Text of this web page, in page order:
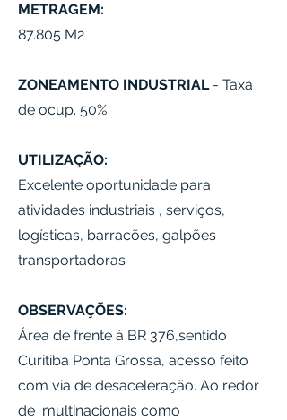
METRAGEM:
87.805 M2
ZONEAMENTO INDUSTRIAL- Taxa
de ocup. 50%
UTILIZAÇÃO:
Excelente oportunidade para
atividades industriais , serviços,
logísticas, barracões, galpões
transportadoras
OBSERVAÇÕES:
Área de frente à BR 376,sentido
Curitiba Ponta Grossa, acesso feito
com via de desaceleração. Ao redor
de multinacionais como